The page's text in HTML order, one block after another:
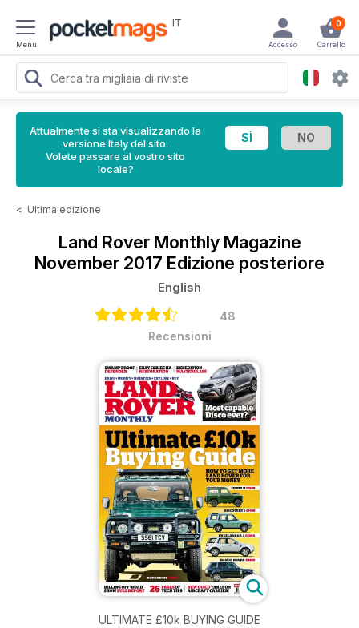
Menu
IT 0
Carrello
Accesso
Attualmente si sta visualizzando la
versione Italy del sito.
Volete passare al vostro sito
locale?
< Ultima edizione
Land Rover Monthly Magazine
November 2017 Edizione posteriore
English
48
Recensioni
ULTIMATE £10k BUYING GUIDE